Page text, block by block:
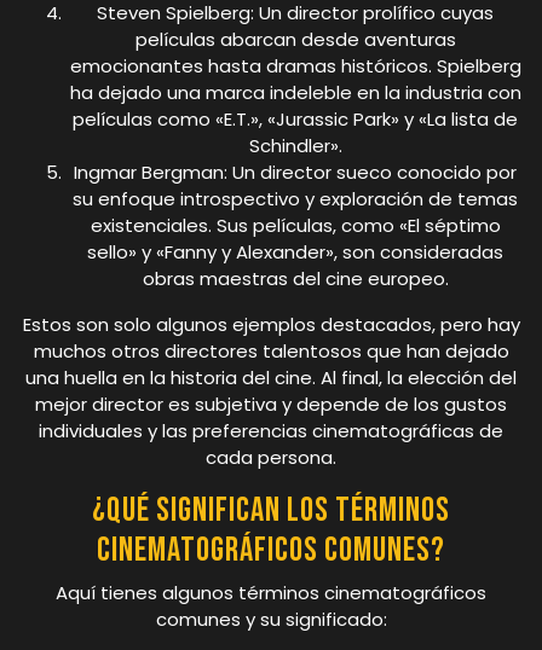
Steven Spielberg: Un director prolífico cuyas
películas abarcan desde aventuras
emocionantes hasta dramas históricos. Spielberg
ha dejado una marca indeleble en la industria con
películas como «E.T.», «Jurassic Park» y «La lista de
Schindler».
Ingmar Bergman: Un director sueco conocido por
su enfoque introspectivo y exploración de temas
existenciales. Sus películas, como «El séptimo
sello» y «Fanny y Alexander», son consideradas
obras maestras del cine europeo.
Estos son solo algunos ejemplos destacados, pero hay
muchos otros directores talentosos que han dejado
una huella en la historia del cine. Al final, la elección del
mejor director es subjetiva y depende de los gustos
individuales y las preferencias cinematográficas de
cada persona.
¿Qué significan los términos
cinematográficos comunes?
Aquí tienes algunos términos cinematográficos
comunes y su significado: